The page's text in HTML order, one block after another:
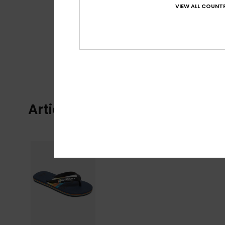
Articles vus récemment
VIEW ALL